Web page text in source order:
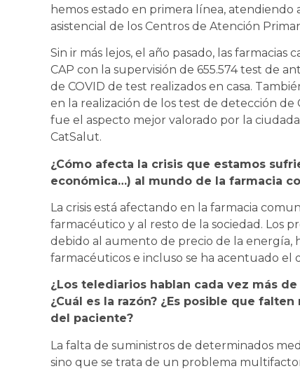
hemos estado en primera línea,
asistencial de los Centros de Atención
Sin ir más lejos, el año pasado, las farmacias
CAP con la supervisión de 655.574 test de
de COVID de test realizados en casa.
en la realización de los test de detección de
fue el aspecto mejor valorado por la
CatSalut.
¿Cómo afecta la crisis que estamos
económica…) al mundo de la farmacia
La crisis está afectando en la farmacia
farmacéutico y al resto de la sociedad. Los
debido al aumento de precio de la energía,
farmacéuticos e incluso se ha acentuado el
¿Los telediarios hablan cada vez más
¿Cuál es la razón? ¿Es posible que
del paciente?
La falta de suministros de determinados
sino que se trata de un problema